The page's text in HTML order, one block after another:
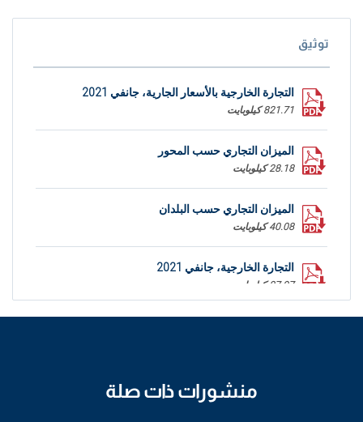
توثيق
التجارة الخارجية بالأسعار الجارية، جانفي 2021
821.71 كيلوبايت
الميزان التجاري حسب المحور
28.18 كيلوبايت
الميزان التجاري حسب البلدان
40.08 كيلوبايت
التجارة الخارجية، جانفي 2021
87.97 كيلوبايت
منشورات ذات صلة